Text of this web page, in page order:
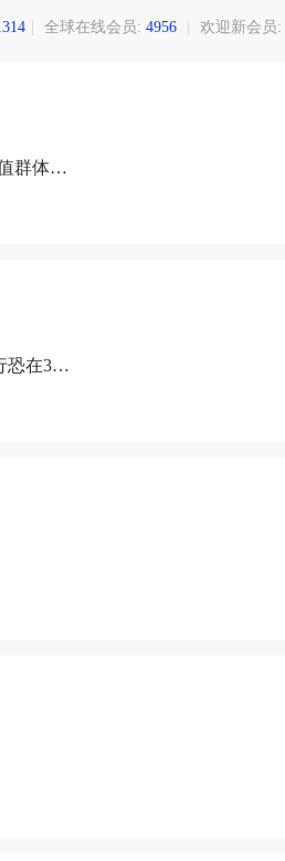
全球在线会员: 4956 欢迎新会员:
群体成
恐在3月